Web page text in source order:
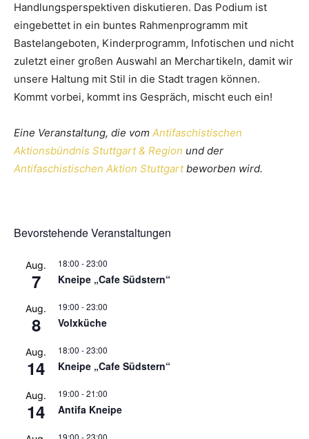
Handlungsperspektiven diskutieren. Das Podium ist
eingebettet in ein buntes Rahmenprogramm mit
Bastelangeboten, Kinderprogramm, Infotischen und nicht
zuletzt einer großen Auswahl an Merchartikeln, damit wir
unsere Haltung mit Stil in die Stadt tragen können.
Kommt vorbei, kommt ins Gespräch, mischt euch ein!
Eine Veranstaltung, die vom Antifaschistischen
Aktionsbündnis Stuttgart & Region und der
Antifaschistischen Aktion Stuttgartbeworben wird.
Bevorstehende Veranstaltungen
Aug.
7
18:00 -23:00
Kneipe „Cafe Südstern“
Aug.
8
19:00 -23:00
Volxküche
Aug.
14
18:00 -23:00
Kneipe „Cafe Südstern“
Aug.
14
19:00 -21:00
Antifa Kneipe
19:00 -23:00